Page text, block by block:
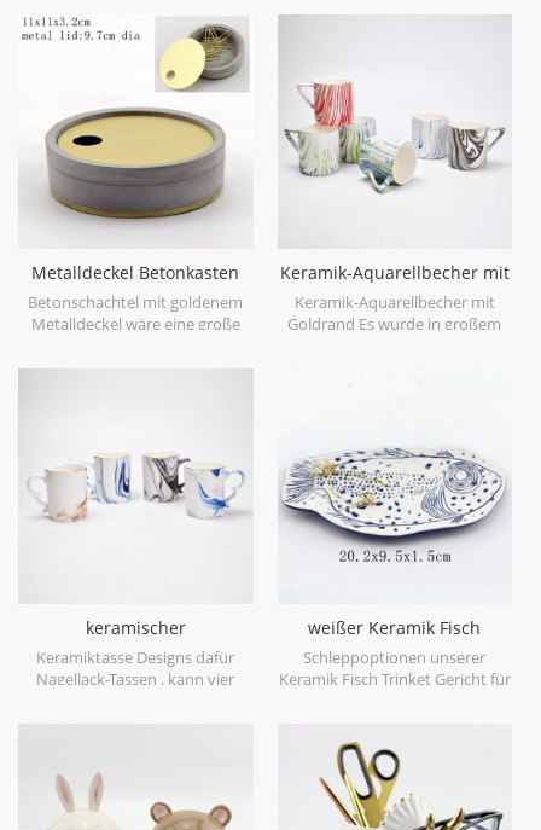
Pflanzgefäß und Stifthalter , diy
Zement Stifthalter ,
Bleistifthalter , Zement und
Beton , Zement-Bleistift-Tasse ,
geometrischer Stifthalter
Speicher oder Ihre kleine
Metalldeckel Betonkasten
Betonkerzengläser
Betonschachtel mit goldenem
Metalldeckel wäre eine große
Ihre kleine Sammlung von
Keramik-Aquarellbecher mit
Goldrand
Keramik-Aquarellbecher mit
Goldrand Es wurde in großem
keramischer
Wasserfarbbecher Goldrand
spülmaschinenfest
Keramiktasse Designs dafür
Nagellack-Tassen , kann vier
hinzugefügt werden, das ist
weißer Keramik Fisch
Schmuck Teller Stifthalter
Schleppoptionen unserer
Keramik Fisch Trinket Gericht für